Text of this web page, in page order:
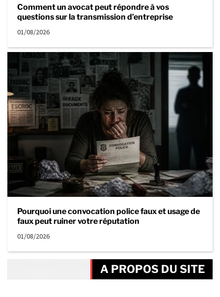
Comment un avocat peut répondre à vos
questions sur la transmission d’entreprise
01/08/2026
Pourquoi une convocation police faux et usage de
faux peut ruiner votre réputation
01/08/2026
A PROPOS DU SITE